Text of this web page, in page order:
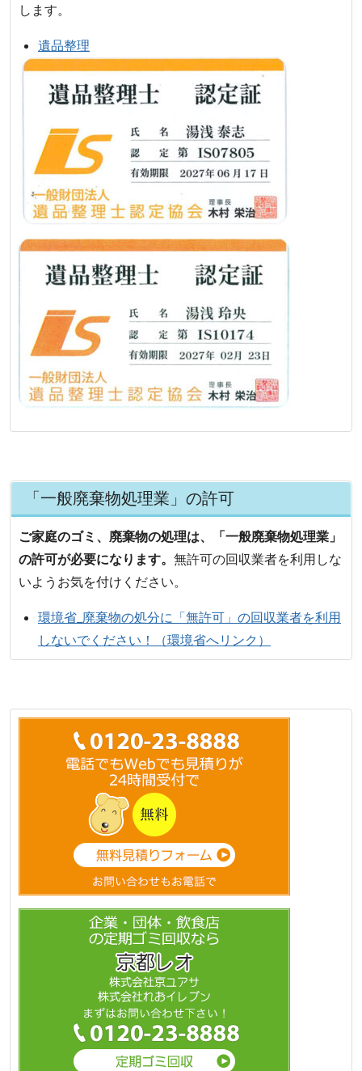
します。
遺品整理
「一般廃棄物処理業」の許可
ご家庭のゴミ、廃棄物の処理は、「一般廃棄物処理業」
の許可が必要になります。 無許可の回収業者を利用しな
いようお気を付けください。
環境省_廃棄物の処分に「無許可」の回収業者を利用
しないでください！（環境省へリンク）